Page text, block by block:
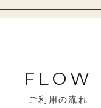
FLOW
ご利用の流れ